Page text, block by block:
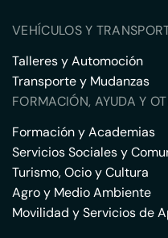
VEHÍCULOS Y
Talleres y Automoción
Transporte y Mudanzas
FORMACIÓN, AYUDA Y
Formación y Academias
Servicios Sociales y
Turismo, Ocio y Cultura
Agro y Medio Ambiente
Movilidad y Servicios de